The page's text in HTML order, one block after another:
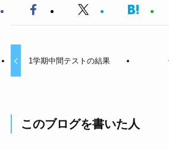
1学期中間テストの結果
このブログを書いた人